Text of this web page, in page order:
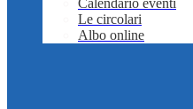
Calendario eventi
Le circolari
Albo online